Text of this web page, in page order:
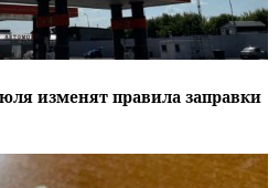
изменят правила заправки